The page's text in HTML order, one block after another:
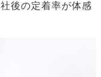
後の定着率が体感